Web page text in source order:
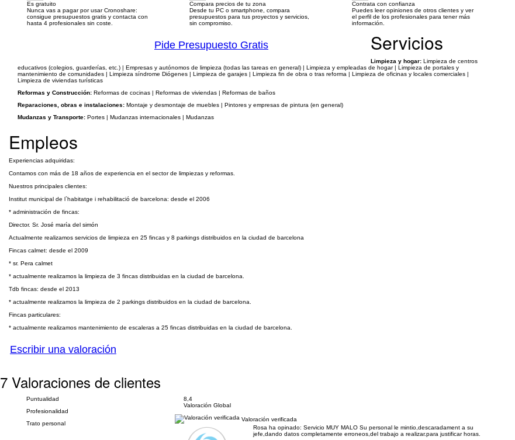
Es gratuito
Nunca vas a pagar por usar Cronoshare:
consigue presupuestos gratis y contacta con
hasta 4 profesionales sin coste.
Compara precios de tu zona
Desde tu PC o smartphone, compara
presupuestos para tus proyectos y servicios,
sin compromiso.
Contrata con confianza
Puedes leer opiniones de otros clientes y ver
el perfil de los profesionales para tener más
información.
Pide Presupuesto Gratis Servicios
Limpieza y hogar: Limpieza de centros
educativos (colegios, guarderías, etc.) | Empresas y autónomos de limpieza (todas las tareas en general) | Limpieza y empleadas de hogar | Limpieza de portales y
mantenimiento de comunidades | Limpieza síndrome Diógenes | Limpieza de garajes | Limpieza fin de obra o tras reforma | Limpieza de oficinas y locales comerciales |
Limpieza de viviendas turísticas
Reformas y Construcción: Reformas de cocinas | Reformas de viviendas | Reformas de baños
Reparaciones, obras e instalaciones: Montaje y desmontaje de muebles | Pintores y empresas de pintura (en general)
Mudanzas y Transporte: Portes | Mudanzas internacionales | Mudanzas
Empleos
Experiencias adquiridas:
Contamos con más de 18 años de experiencia en el sector de limpiezas y reformas.
Nuestros principales clientes:
Institut municipal de l`habitatge i rehabilitació de barcelona: desde el 2006
* administración de fincas:
Director. Sr. José maría del simón
Actualmente realizamos servicios de limpieza en 25 fincas y 8 parkings distribuidos en la ciudad de barcelona
Fincas calmet: desde el 2009
* sr. Pera calmet
* actualmente realizamos la limpieza de 3 fincas distribuidas en la ciudad de barcelona.
Tdb fincas: desde el 2013
* actualmente realizamos la limpieza de 2 parkings distribuidos en la ciudad de barcelona.
Fincas particulares:
* actualmente realizamos mantenimiento de escaleras a 25 fincas distribuidas en la ciudad de barcelona.
Escribir una valoración
7 Valoraciones de clientes
Puntualidad
Profesionalidad
Trato personal
8,4
Valoración Global
Valoración verificada
Rosa ha opinado: Servicio MUY MALO Su personal le mintio,descaradament a su
jefe,dando datos completamente erroneos,del trabajo a realizar.para justificar horas.